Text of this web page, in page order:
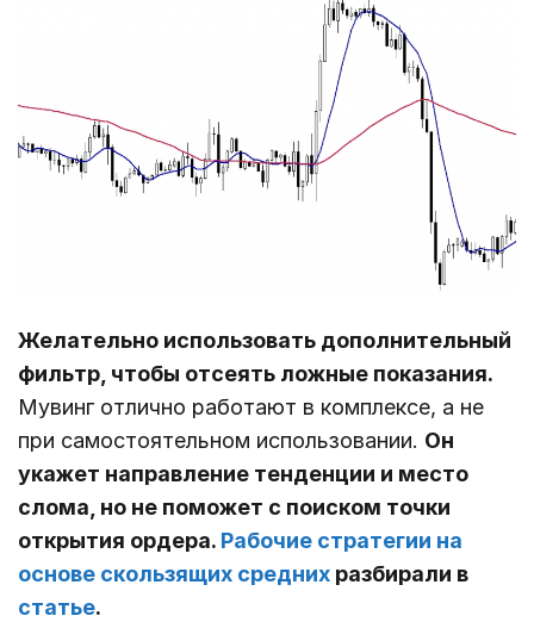
Желательно использовать дополнительный
фильтр, чтобы отсеять ложные показания.
Мувинг отлично работают в комплексе, а не
при самостоятельном использовании. Он
укажет направление тенденции и место
слома, но не поможет с поиском точки
открытия ордера. Рабочие стратегии на
основе скользящих средних разбирали в
статье.